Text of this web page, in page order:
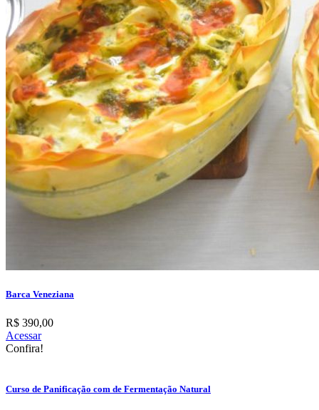
Barca Veneziana
R$ 390,00
Acessar
Confira!
Curso de Panificação com de Fermentação Natural